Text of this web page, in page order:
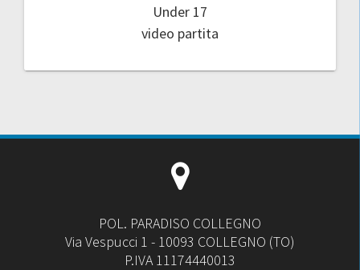
Under 17
video partita
POL. PARADISO COLLEGNO
Via Vespucci 1 - 10093 COLLEGNO (TO)
P.IVA 11174440013